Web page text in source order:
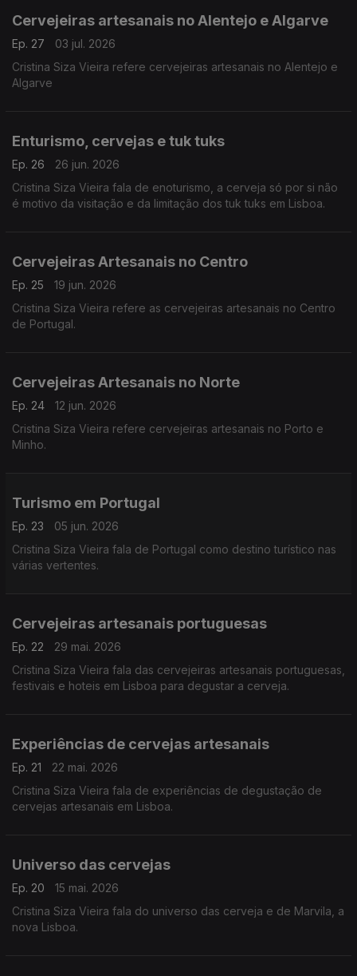
Cervejeiras artesanais no Alentejo e Algarve
Ep. 27
03 jul. 2026
Cristina Siza Vieira refere cervejeiras artesanais no Alentejo e
Algarve
Enturismo, cervejas e tuk tuks
Ep. 26
26 jun. 2026
Cristina Siza Vieira fala de enoturismo, a cerveja só por si não
é motivo da visitação e da limitação dos tuk tuks em Lisboa.
Cervejeiras Artesanais no Centro
Ep. 25
19 jun. 2026
Cristina Siza Vieira refere as cervejeiras artesanais no Centro
de Portugal.
Cervejeiras Artesanais no Norte
Ep. 24
12 jun. 2026
Cristina Siza Vieira refere cervejeiras artesanais no Porto e
Minho.
Turismo em Portugal
Ep. 23
05 jun. 2026
Cristina Siza Vieira fala de Portugal como destino turístico nas
várias vertentes.
Cervejeiras artesanais portuguesas
Ep. 22
29 mai. 2026
Cristina Siza Vieira fala das cervejeiras artesanais portuguesas,
festivais e hoteis em Lisboa para degustar a cerveja.
Experiências de cervejas artesanais
Ep. 21
22 mai. 2026
Cristina Siza Vieira fala de experiências de degustação de
cervejas artesanais em Lisboa.
Universo das cervejas
Ep. 20
15 mai. 2026
Cristina Siza Vieira fala do universo das cerveja e de Marvila, a
nova Lisboa.